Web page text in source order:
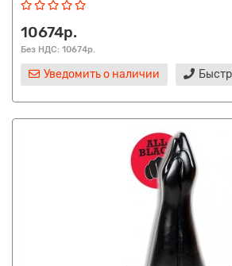
10674р.
Без НДС: 10674р.
Уведомить о наличии